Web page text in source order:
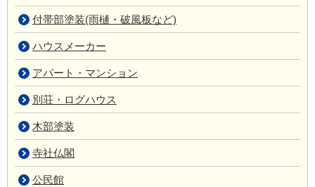
付帯部塗装(雨樋・破風板など)
ハウスメーカー
アパート・マンション
別荘・ログハウス
木部塗装
寺社仏閣
公民館